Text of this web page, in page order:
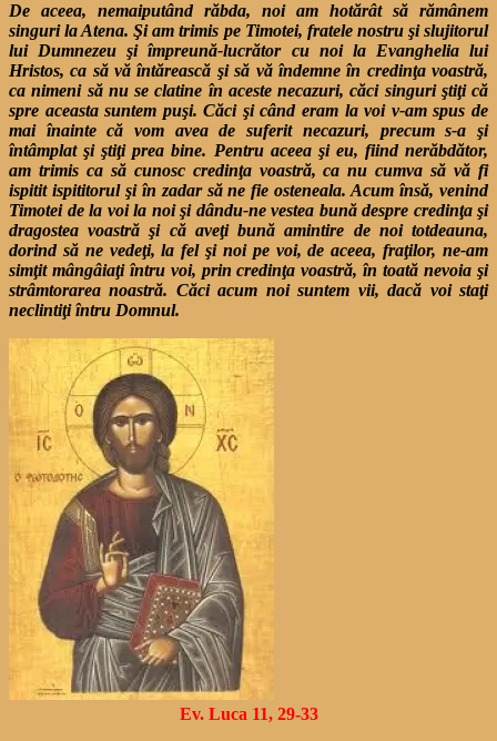
De aceea, nemaiputând răbda, noi am hotărât să rămânem
singuri la Atena. Şi am trimis pe Timotei, fratele nostru şi slujitorul
lui Dumnezeu şi împreună-lucrător cu noi la Evanghelia lui
Hristos, ca să vă întărească şi să vă îndemne în credinţa voastră,
ca nimeni să nu se clatine în aceste necazuri, căci singuri ştiţi că
spre aceasta suntem puşi. Căci şi când eram la voi v-am spus de
mai înainte că vom avea de suferit necazuri, precum s-a şi
întâmplat şi ştiţi prea bine. Pentru aceea şi eu, fiind nerăbdător,
am trimis ca să cunosc credinţa voastră, ca nu cumva să vă fi
ispitit ispititorul şi în zadar să ne fie osteneala. Acum însă, venind
Timotei de la voi la noi şi dându-ne vestea bună despre credinţa şi
dragostea voastră şi că aveţi bună amintire de noi totdeauna,
dorind să ne vedeţi, la fel şi noi pe voi, de aceea, fraţilor, ne-am
simţit mângâiaţi întru voi, prin credinţa voastră, în toată nevoia şi
strâmtorarea noastră. Căci acum noi suntem vii, dacă voi staţi
neclintiţi întru Domnul.
Ev. Luca 11, 29-33